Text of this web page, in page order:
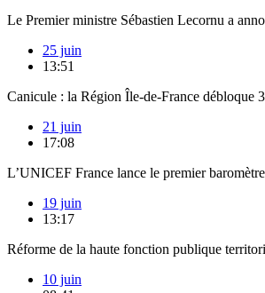
Le Premier ministre Sébastien Lecornu a
25 juin
13:51
Canicule : la Région Île-de-France débloque
21 juin
17:08
L’UNICEF France lance le premier
19 juin
13:17
Réforme de la haute fonction publique
10 juin